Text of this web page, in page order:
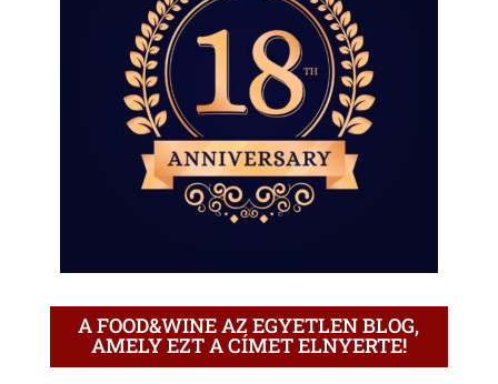
A FOOD&WINE AZ EGYETLEN BLOG,
AMELY EZT A CÍMET ELNYERTE!